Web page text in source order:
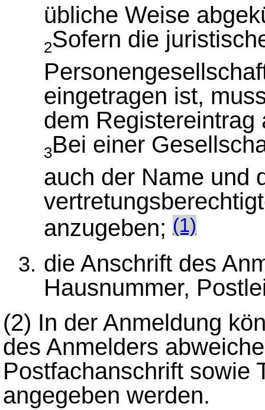
übliche Weise
2Sofern die
eingetragen ist,
dem
3Bei einer
auch der Name und
anzugeben; (1)
die Anschrift des
Hausnummer,
(2) In der Anmeldung
des Anmelders
Postfachanschrift sowie
angegeben werden.